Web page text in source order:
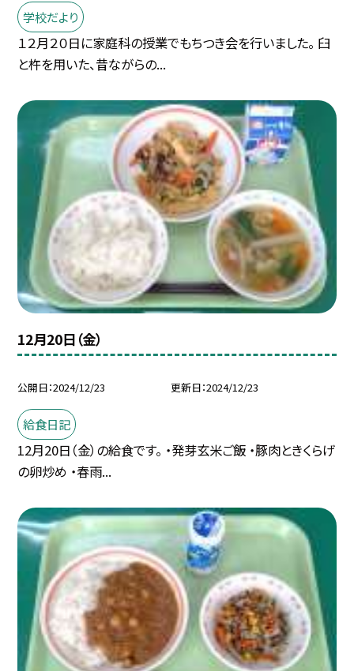
学校だより
１２月２０日に家庭科の授業でもちつき会を行いました。 臼
と杵を用いた、昔ながらの...
12月20日（金）
公開日 2024/12/23 更新日 2024/12/23
給食日記
12月20日（金）の給食です。 ・発芽玄米ご飯 ・豚肉ときくらげ
の卵炒め ・春雨...